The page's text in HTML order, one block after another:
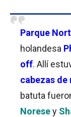
Parque
holandesa
off. Allí
cabezas de
batuta
Noresey